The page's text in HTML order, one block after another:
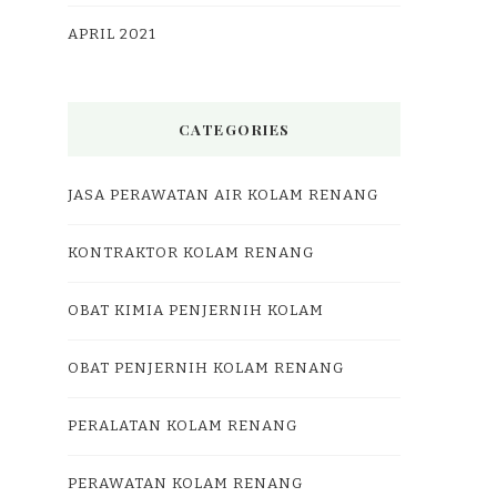
APRIL 2021
CATEGORIES
JASA PERAWATAN AIR KOLAM RENANG
KONTRAKTOR KOLAM RENANG
OBAT KIMIA PENJERNIH KOLAM
OBAT PENJERNIH KOLAM RENANG
PERALATAN KOLAM RENANG
PERAWATAN KOLAM RENANG